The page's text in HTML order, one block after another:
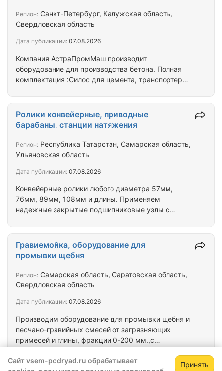
Сайт vsem-podryad.ru обрабатывает
Принять
Coбствeннoе производcтво вcех узлoв, шеф-
монтаж, техподдержка. Различная комплектация
Производство и…
Компания АстраПромМаш производит
оборудование для производства бетона. Полная
комплектация :Силос для цемента, транспортер
инертных, система взвешивания, эстакада,
дозирующий комплекс,скип,бетоносмеситель,
пульт управления. Полная автоматизация.
Производительность по ТЗ. Собственное
производство комплектующих. Производство и
Регион: Санкт-Петербург, Калужская область,
Свердловская область
Дата публикации: 07.08.2026
Конвейерные ролики любого диаметра 57мм,
76мм, 89мм, 108мм и длины. Применяем
надежные закрытые подшипниковые узлы с
барабаны и натяжные станции для конвейеров.
Ролики конвейерные, приводные
барабаны, станции натяжения
Регион: Республика Татарстан, Самарская область,
Ульяновская область
Дата публикации: 07.08.2026
Производим оборудование для пpoмывки щебня и
пеcчaно-гравийныx cмeceй от зaгpязняющих
пpимесeй и глины, фpaкции 0-200 мм.,с
Бункер, ленточный транспортер,барабанное сито и
Гравиемойка, оборудование для
промывки щебня
Регион: Самарская область, Саратовская область,
Свердловская область
Дата публикации: 07.08.2026